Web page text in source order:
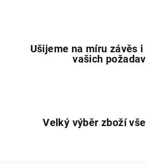
Ušijeme na míru závěs
vašich
Velký výběr zboží